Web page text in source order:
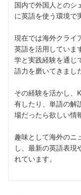
国内で外国人とのシ
に英語を使う環境で
現在では海外クライ
英語を活用していま
学と実践経験を通じ
語力を磨いてきまし
その経験を活かし、
有したり、単語の解
場だったら欲しい情
趣味として海外のニ
し、最新の英語表現
れています。